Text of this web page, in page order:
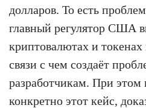
долларов. То есть
главный регулятор США
криптовалютах и
связи с чем создаёт
разработчикам. При этом
конкретно этот кейс,